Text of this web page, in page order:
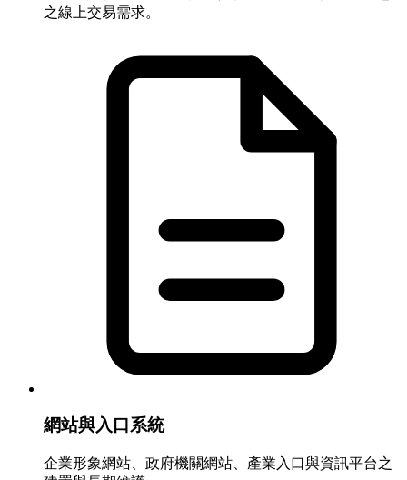
之線上交易需求。
網站與入口系統
企業形象網站、政府機關網站、產業入口與資訊平台之